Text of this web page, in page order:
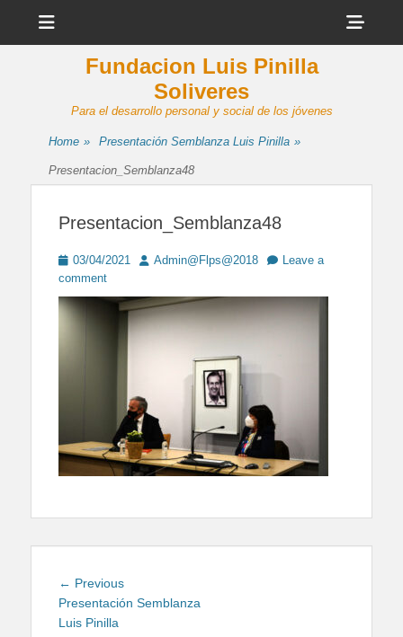
Fundacion Luis Pinilla
Soliveres
Para el desarrollo personal y social de los jóvenes
Home » Presentación Semblanza Luis Pinilla »
Presentacion_Semblanza48
Presentacion_Semblanza48
Posted
on
03/04/2021 Author
Admin@Flps@2018
Leave a
comment
Navegación
de
entradas
← PreviousPrevious
post:
Presentación Semblanza
Luis Pinilla